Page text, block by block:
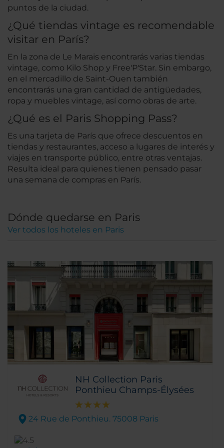
puntos de la ciudad.
¿Qué tiendas vintage es recomendable
visitar en París?
En la zona de Le Marais encontrarás varias tiendas
vintage, como Kilo Shop y Free'P'Star. Sin embargo,
en el mercadillo de Saint-Ouen también
encontrarás una gran cantidad de antigüedades,
ropa y muebles vintage, así como obras de arte.
¿Qué es el Paris Shopping Pass?
Es una tarjeta de París que ofrece descuentos en
tiendas y restaurantes, acceso a lugares de interés y
viajes en transporte público, entre otras ventajas.
Resulta ideal para quienes tienen pensado pasar
una semana de compras en París.
Dónde quedarse en Paris
Ver todos los hoteles en Paris
NH Collection Paris
Ponthieu Champs-Élysées
24 Rue de Ponthieu. 75008 Paris